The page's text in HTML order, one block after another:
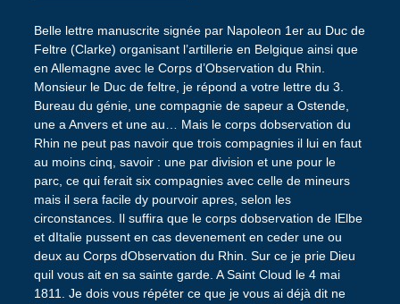
Belle lettre manuscrite signée par Napoleon 1er au Duc de
Feltre (Clarke) organisant l’artillerie en Belgique ainsi que
en Allemagne avec le Corps d’Observation du Rhin.
Monsieur le Duc de feltre, je répond a votre lettre du 3.
Bureau du génie, une compagnie de sapeur a Ostende,
une a Anvers et une au… Mais le corps dobservation du
Rhin ne peut pas navoir que trois compagnies il lui en faut
au moins cinq, savoir : une par division et une pour le
parc, ce qui ferait six compagnies avec celle de mineurs
mais il sera facile dy pourvoir apres, selon les
circonstances. Il suffira que le corps dobservation de lElbe
et dItalie pussent en cas devenement en ceder une ou
deux au Corps dObservation du Rhin. Sur ce je prie Dieu
quil vous ait en sa sainte garde. A Saint Cloud le 4 mai
1811. Je dois vous répéter ce que je vous ai déjà dit ne